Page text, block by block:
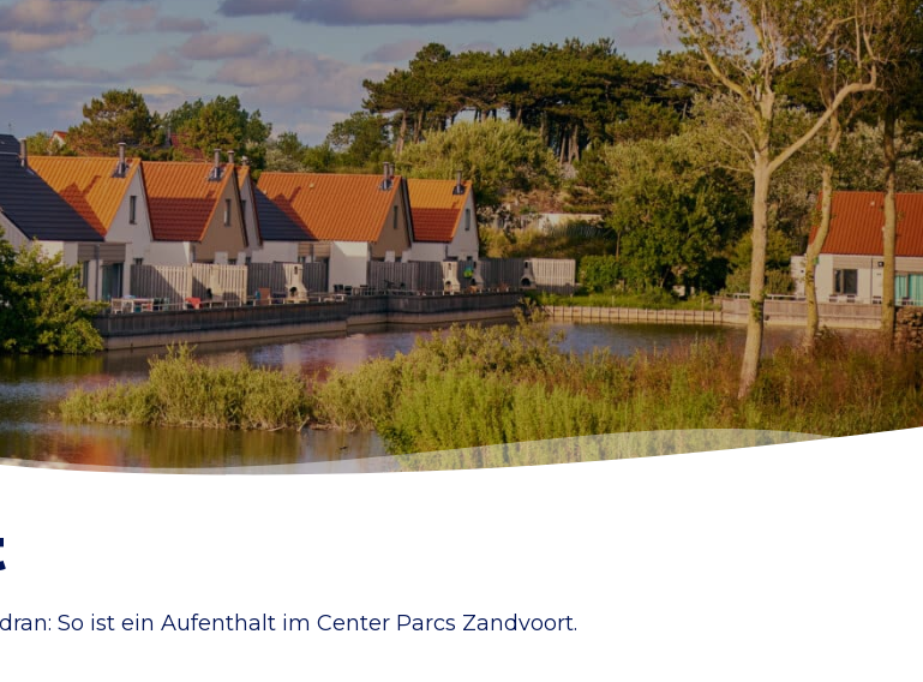
So ist ein Aufenthalt im Center Parcs Zandvoort.